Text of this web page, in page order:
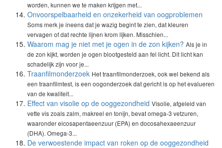
worden, kunnen we te maken krijgen met...
Onvoorspelbaarheid en onzekerheid van oogproblemen
Soms merk je ineens dat je wazig begint te zien, dat kleuren
vervagen of dat rechte lijnen krom lijken. Misschien...
Waarom mag je niet met je ogen in de zon kijken? Als je in
de zon kijkt, worden je ogen blootgesteld aan fel licht. Dit licht kan
schadelijk zijn voor je...
Traanfilmonderzoek Het traanfilmonderzoek, ook wel bekend als
een traanfilmtest, is een oogonderzoek dat gericht is op het evalueren
van de kwaliteit...
Effect van visolie op de ooggezondheid Visolie, afgeleid van
vette vis zoals zalm, makreel en tonijn, bevat omega-3 vetzuren,
waaronder eicosapentaeenzuur (EPA) en docosahexaeenzuur
(DHA). Omega-3...
De verwoestende impact van roken op de ooggezondheid